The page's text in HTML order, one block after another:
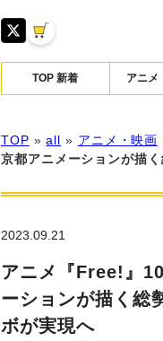
TOP 新着 アニメ
TOP »all » アニメ・映画
京都アニメーションが描
2023.09.21
アニメ『Free!』
ーションが描く総
ボが実現へ